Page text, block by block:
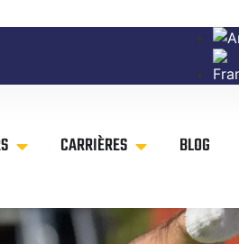
CARRIÈRES BLOG